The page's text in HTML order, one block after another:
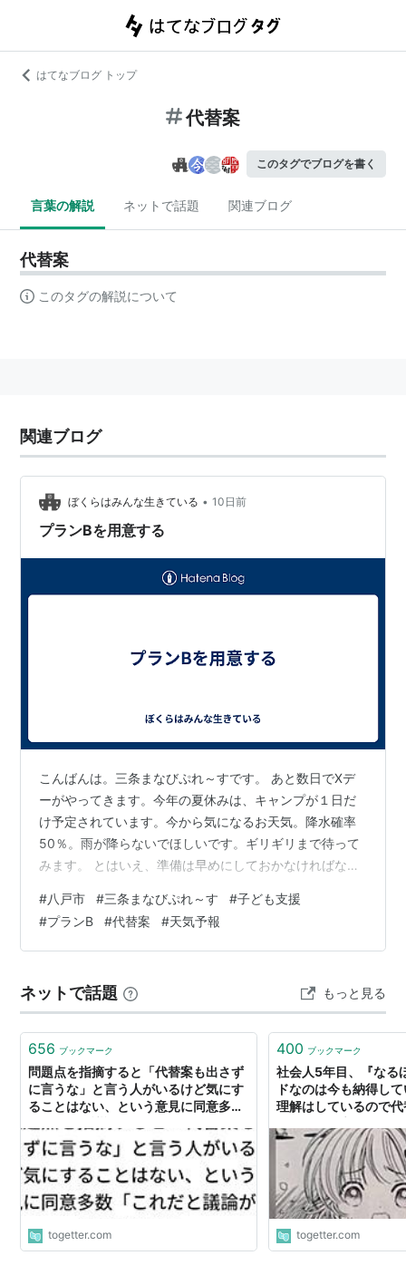
はてなブログ トップ
代替案
このタグでブログを書く
言葉の解説 ネットで話題 関連ブログ
代替案
このタグの解説について
関連ブログ
ぼくらはみんな生きている • 10日前
プランBを用意する
こんばんは。三条まなびぷれ～すです。 あと数日でXデ
ーがやってきます。今年の夏休みは、キャンプが１日だ
け予定されています。今から気になるお天気。降水確率
50％。雨が降らないでほしいです。ギリギリまで待って
みます。 とはいえ、準備は早めにしておかなければなり
つかって、カレーをつくる予定です。プランBを考えた
ら、ちょっと安心です。 雨でもやれると想像できたらこ
ちらのもの。 雨は降ってほしくないけれど、雨が降って
す。 Xデーまであと少し。 ※Instagramやってます
→sanjo202404 で…
#八戸市 #三条まなびぷれ～す #子ども支援
#プランB #代替案 #天気予報
ネットで話題 もっと見る
656 ブックマーク
問題点を指摘すると「代替案も出さず
に言うな」と言う人がいるけど気にす
ることはない、という意見に同意多数
togetter.com
400 ブックマーク
社会人5年目、『なる
ドなのは今も納得し
理解はしているので
togetter.com